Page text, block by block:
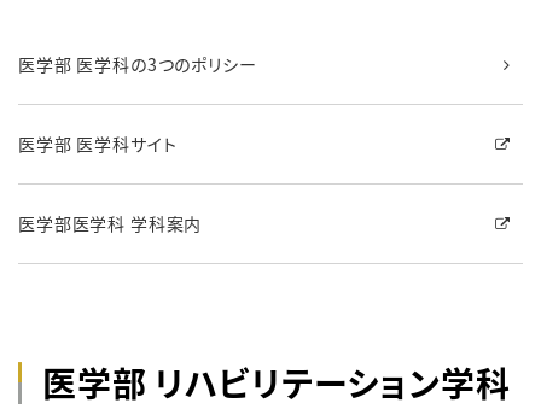
医学部 医学科の3つのポリシー
医学部 医学科サイト
医学部医学科 学科案内
医学部 リハビリテーション学科